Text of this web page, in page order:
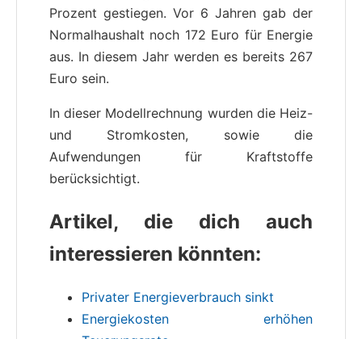
Prozent gestiegen. Vor 6 Jahren gab der
Normalhaushalt noch 172 Euro für Energie
aus. In diesem Jahr werden es bereits 267
Euro sein.
In dieser Modellrechnung wurden die Heiz-
und Stromkosten, sowie die
Aufwendungen für Kraftstoffe
berücksichtigt.
Artikel, die dich auch
interessieren könnten:
Privater Energieverbrauch sinkt
Energiekosten erhöhen